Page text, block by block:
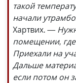
такой
начали
Хартвих. —
помещении,
Приехали на
Дальше
если потом он